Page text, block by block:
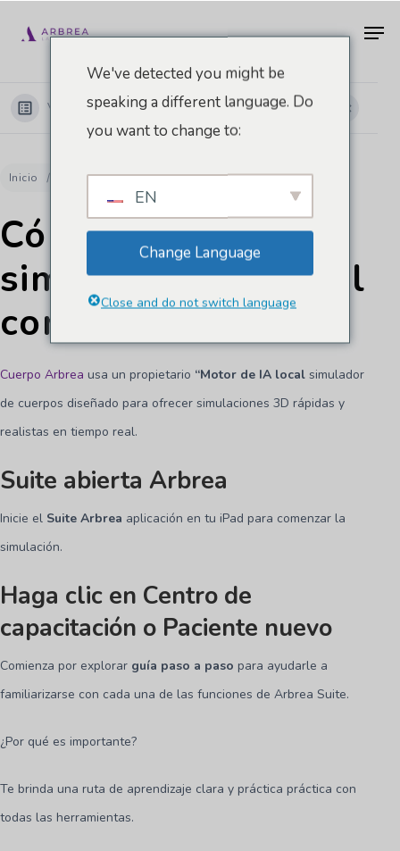
principalVer categorías
Inicio Cuerpo Arbrea Cómo compartir la simulación corporal con los pacientes
Cómo compartir la
simulación corporal
con los pacientes
Cuerpo Arbrea usa un propietario “Motor de IA localsimulador
de cuerpos diseñado para ofrecer simulaciones 3D rápidas y
realistas en tiempo real.
Suite abierta Arbrea
Inicie el Suite Arbrea aplicación en tu iPad para comenzar la
simulación.
Haga clic en Centro de
capacitación o Paciente nuevo
Comienza por explorar guía paso a paso para ayudarle a
familiarizarse con cada una de las funciones de Arbrea Suite.
¿Por qué es importante?
Te brinda una ruta de aprendizaje clara y práctica práctica con
todas las herramientas.
We've detected you might be
speaking a different language. Do
you want to change to:
EN
Change Language
Close and do not switch language